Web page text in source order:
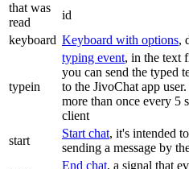
that was
read
id
keyboard Keyboard with options,
typein
typing event, in the text
you can send the typed
to the JivoChat app
more than once every 5
client
start
Start chat, it's intended
sending a message by
End chat, a signal that